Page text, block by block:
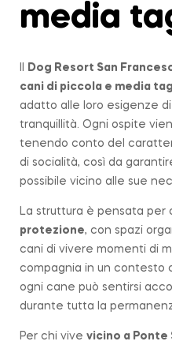
media
Dog Resort San
cani di piccola e media
adatto alle loro esigenze
tranquillità. Ogni ospite
tenendo conto del
di socialità, così da
possibile vicino alle sue
La struttura è pensata per
protezione, con spazi
cani di vivere momenti di
compagnia in un contesto
ogni cane può sentirsi
durante tutta la
Per chi vive vicino a Ponte